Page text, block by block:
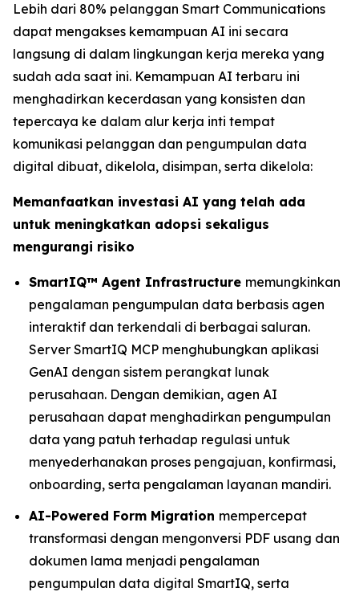
Lebih dari 80% pelanggan Smart Communications
dapat mengakses kemampuan AI ini secara
langsung di dalam lingkungan kerja mereka yang
sudah ada saat ini. Kemampuan AI terbaru ini
menghadirkan kecerdasan yang konsisten dan
tepercaya ke dalam alur kerja inti tempat
komunikasi pelanggan dan pengumpulan data
digital dibuat, dikelola, disimpan, serta dikelola:
Memanfaatkan investasi AI yang telah ada
untuk meningkatkan adopsi sekaligus
mengurangi risiko
SmartIQ™ Agent Infrastructure memungkinkan
pengalaman pengumpulan data berbasis agen
interaktif dan terkendali di berbagai saluran.
Server SmartIQ MCP menghubungkan aplikasi
GenAI dengan sistem perangkat lunak
perusahaan. Dengan demikian, agen AI
perusahaan dapat menghadirkan pengumpulan
data yang patuh terhadap regulasi untuk
menyederhanakan proses pengajuan, konfirmasi,
onboarding, serta pengalaman layanan mandiri.
AI-Powered Form Migration mempercepat
transformasi dengan mengonversi PDF usang dan
dokumen lama menjadi pengalaman
pengumpulan data digital SmartIQ, serta